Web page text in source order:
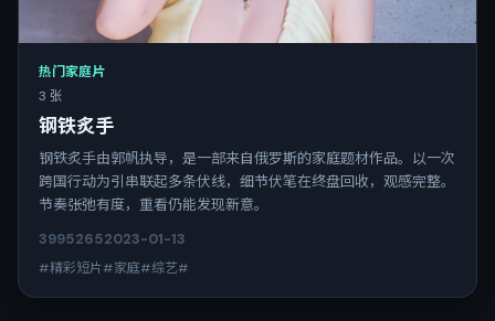
热门家庭片
3 张
钢铁炙手
钢铁炙手由郭帆执导，是一部来自俄罗斯的家庭题材作品。以一次
跨国行动为引串联起多条伏线，细节伏笔在终盘回收，观感完整。
节奏张弛有度，重看仍能发现新意。
39952652023-01-13
#精彩短片#家庭#综艺#